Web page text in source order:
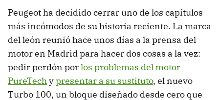
Peugeot ha decidido cerrar uno de los capítulos
más incómodos de su historia reciente. La marca
del león reunió hace unos días a la prensa del
motor en Madrid para hacer dos cosas a la vez:
pedir perdón porlos problemas del motor
PureTechypresentar a su sustituto, el nuevo
Turbo 100, un bloque diseñado desde cero que